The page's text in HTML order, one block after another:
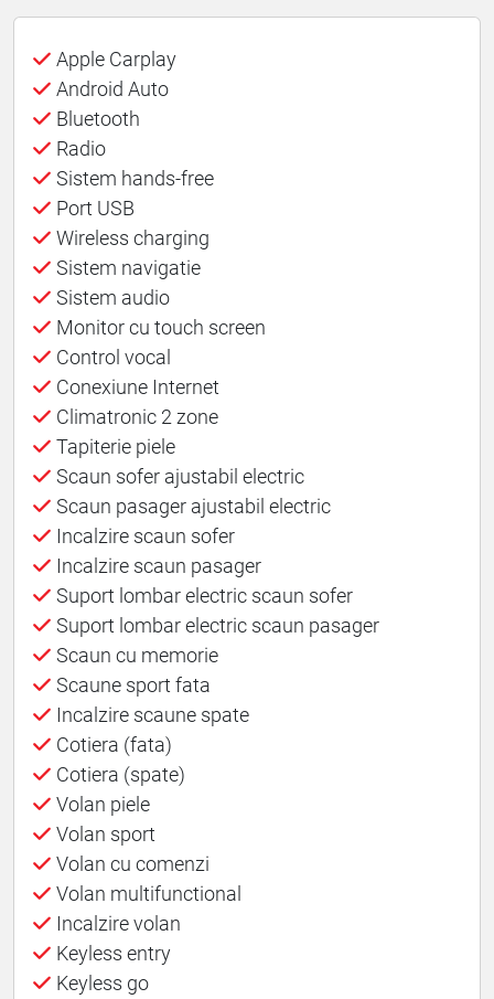
Apple Carplay
Android Auto
Bluetooth
Radio
Sistem hands-free
Port USB
Wireless charging
Sistem navigatie
Sistem audio
Monitor cu touch screen
Control vocal
Conexiune Internet
Climatronic 2 zone
Tapiterie piele
Scaun sofer ajustabil electric
Scaun pasager ajustabil electric
Incalzire scaun sofer
Incalzire scaun pasager
Suport lombar electric scaun sofer
Suport lombar electric scaun pasager
Scaun cu memorie
Scaune sport fata
Incalzire scaune spate
Cotiera (fata)
Cotiera (spate)
Volan piele
Volan sport
Volan cu comenzi
Volan multifunctional
Incalzire volan
Keyless entry
Keyless go